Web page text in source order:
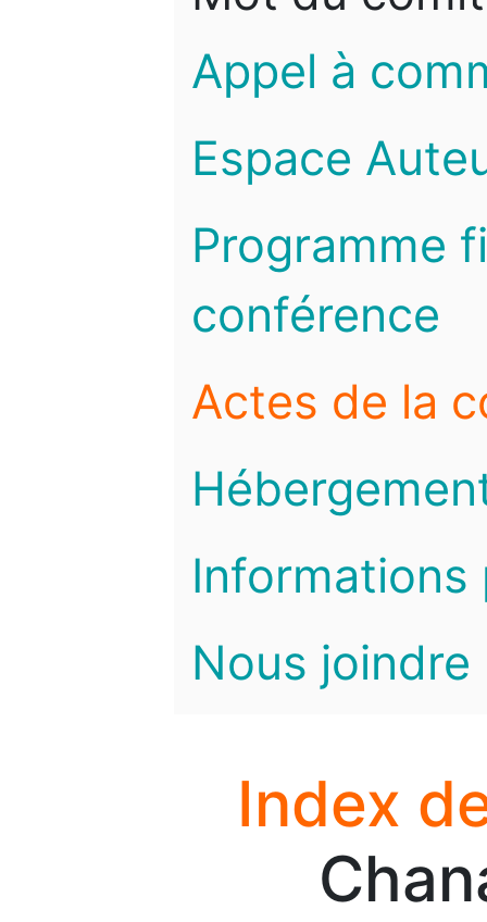
Appel à
Espace
Programme
conférence
Actes de la
Informations
Nous joindre
Index